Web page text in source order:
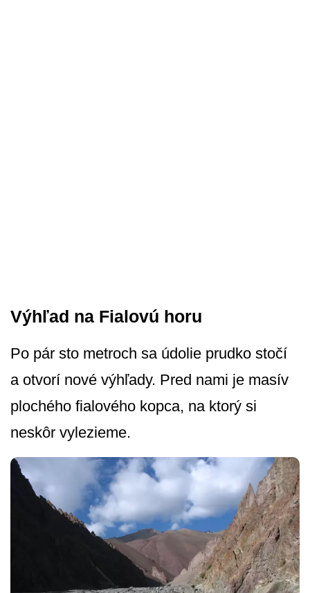
Výhľad na Fialovú horu
Po pár sto metroch sa údolie prudko stočí
a otvorí nové výhľady. Pred nami je masív
plochého fialového kopca, na ktorý si
neskôr vylezieme.